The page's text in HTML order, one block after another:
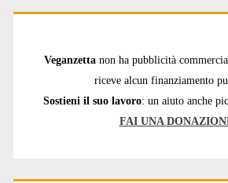
Veganzetta non ha pubblicità
riceve alcun finanziamento
Sostieni il suo lavoro: un aiuto anche
FAI UNA